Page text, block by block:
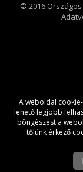
© 2016
A weboldal
lehető legjobb
böngészést a
tőlünk érkező